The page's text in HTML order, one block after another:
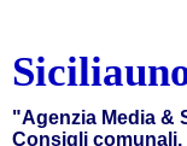
"Agenzia Media &
Consigli